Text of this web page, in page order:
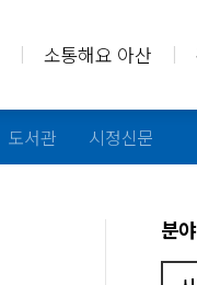
소통해요 아산
도서관 시정신문
분